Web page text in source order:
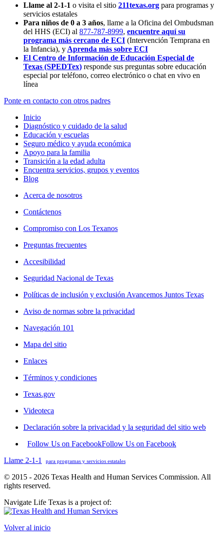
Llame al 2-1-1 o visita el sitio 211texas.org para programas y
servicios estatales
Para niños de 0 a 3 años, llame a la Oficina del Ombudsman
del HHS (ECI) al 877-787-8999, encuentre aquí su
programa más cercano de ECI (Intervención Temprana en
la Infancia), y Aprenda más sobre ECI
El Centro de Información de Educación Especial de
Texas (SPEDTex) responde sus preguntas sobre educación
especial por teléfono, correo electrónico o chat en vivo en
línea
Ponte en contacto con otros padres
Inicio
Diagnóstico y cuidado de la salud
Educación y escuelas
Seguro médico y ayuda económica
Apoyo para la familia
Transición a la edad adulta
Encuentra servicios, grupos y eventos
Blog
Acerca de nosotros
Contáctenos
Compromiso con Los Texanos
Preguntas frecuentes
Accesibilidad
Seguridad Nacional de Texas
Políticas de inclusión y exclusión Avancemos Juntos Texas
Aviso de normas sobre la privacidad
Navegación 101
Mapa del sitio
Enlaces
Términos y condiciones
Texas.gov
Videoteca
Declaración sobre la privacidad y la seguridad del sitio web
Follow Us on FacebookFollow Us on Facebook
Llame 2-1-1
para programas y servicios estatales
© 2015 - 2026 Texas Health and Human Services Commission. All
rights reserved.
Navigate Life Texas is a project of:
Volver al inicio